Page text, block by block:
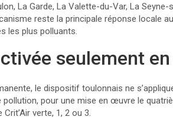
La Garde, La Valette-du-Var, La
reste la principale réponse locale
les plus polluants.
seulement en
le dispositif toulonnais ne
pollution, pour une mise en œuvre le
verte, 1, 2 ou 3.